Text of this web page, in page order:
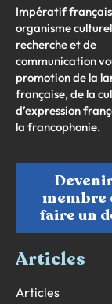
Impératif français
organisme
recherche et de
communication
promotion de la
française, de la
d’expression
la francophonie.
membre
faire un
Articles
Articles